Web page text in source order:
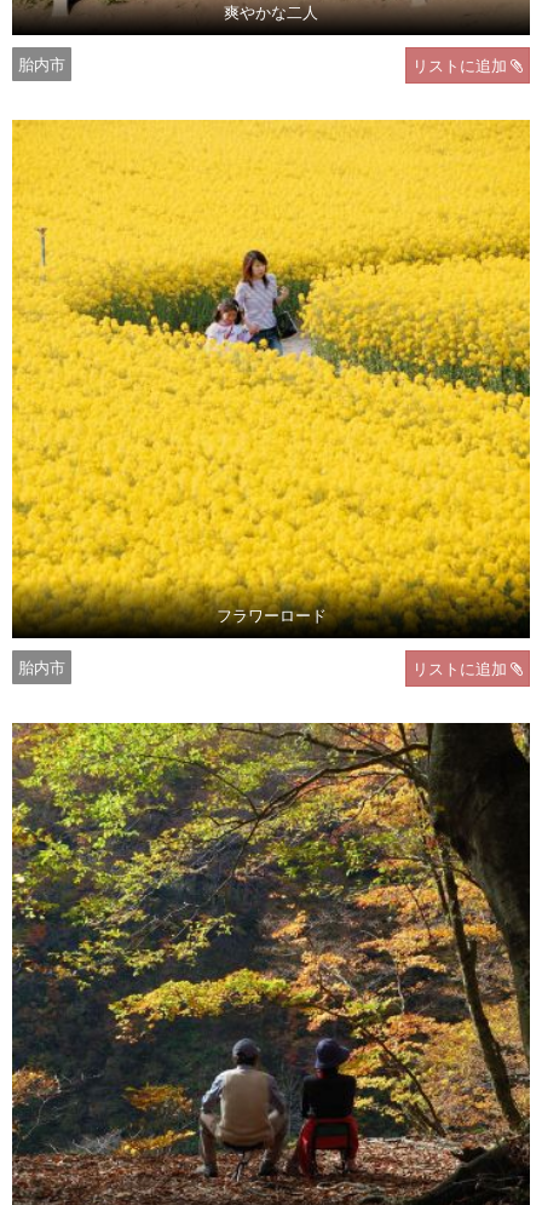
爽やかな二人
胎内市 リストに追加
フラワーロード
胎内市 リストに追加